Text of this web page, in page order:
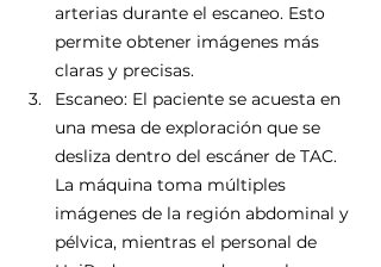
arterias durante el escaneo. Esto
permite obtener imágenes más
claras y precisas.
Escaneo: El paciente se acuesta en
una mesa de exploración que se
desliza dentro del escáner de TAC.
La máquina toma múltiples
imágenes de la región abdominal y
pélvica, mientras el personal de